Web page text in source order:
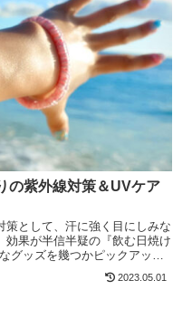
の紫外線対策＆UVケア
策として、汗に強く目にしみな
効果が半信半疑の『飲む日焼け
グッズを幾つかピックアップ
2023.05.01